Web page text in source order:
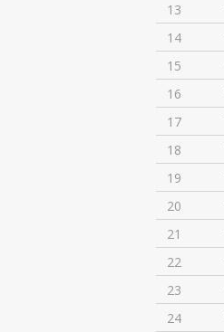
13
14
15
16
17
18
19
20
21
22
23
24